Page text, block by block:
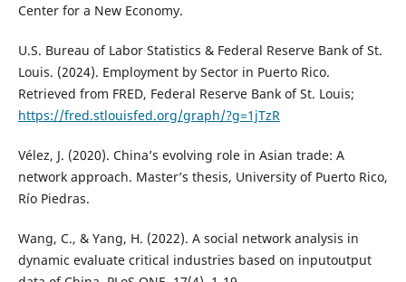
Center for a New Economy.
U.S. Bureau of Labor Statistics & Federal Reserve Bank of St.
Louis. (2024). Employment by Sector in Puerto Rico.
Retrieved from FRED, Federal Reserve Bank of St. Louis;
https://fred.stlouisfed.org/graph/?g=1jTzR
Vélez, J. (2020). China’s evolving role in Asian trade: A
network approach. Master’s thesis, University of Puerto Rico,
Río Piedras.
Wang, C., & Yang, H. (2022). A social network analysis in
dynamic evaluate critical industries based on inputoutput